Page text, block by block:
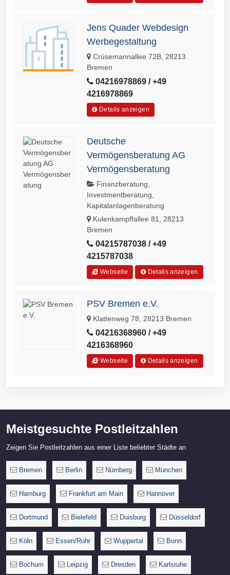
Jens Quader Webdesign
Werbegestaltung
Crüsemannallee 72B, 28213
Bremen
04216978869 / +49
4216978869
Details anzeigen
Deutsche
Vermögensberatung AG
Vermögensberatung
Finanzberatung,
Investmentberatung,
Kapitalanlagenberatung
Kulenkampffallee 81, 28213
Bremen
04215787038 / +49
4215787038
Webseite Details anzeigen
PSV Bremen e.V.
Klattenweg 78, 28213 Bremen
04216368960 / +49
4216368960
Webseite Details anzeigen
Meistgesuchte Postleitzahlen
Zeigen Sie Postleitzahlen aus einer Liste beliebter Städte an
Bremen Berlin Nürnberg München
Hamburg Frankfurt am Main Hannover
Dortmund Bielefeld Duisburg Düsseldorf
Köln Essen/Ruhr Wuppertal Bonn
Bochum Leipzig Dresden Karlsruhe